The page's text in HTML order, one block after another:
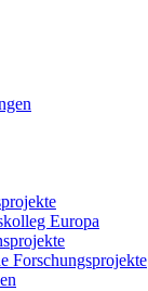
Europa
Forschungsprojekte